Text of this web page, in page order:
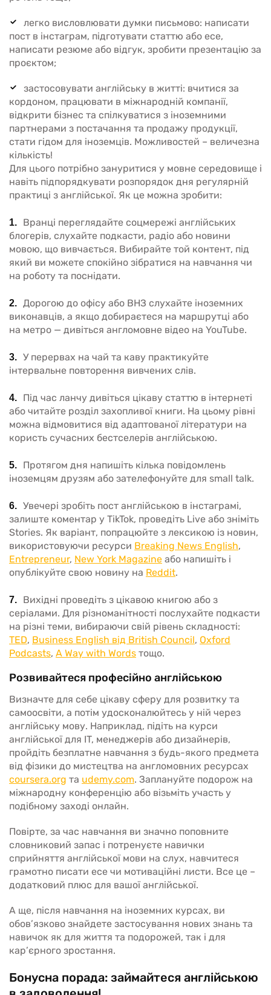
легко висловлювати думки письмово: написати
пост в інстаграм, підготувати статтю або есе,
написати резюме або відгук, зробити презентацію за
проєктом;
застосовувати англійську в житті: вчитися за
кордоном, працювати в міжнародній компанії,
відкрити бізнес та спілкуватися з іноземними
партнерами з постачання та продажу продукції,
стати гідом для іноземців. Можливостей – величезна
кількість!
Для цього потрібно зануритися у мовне середовище і
навіть підпорядкувати розпорядок дня регулярній
практиці з англійської. Як це можна зробити:
Вранці переглядайте соцмережі англійських
блогерів, слухайте подкасти, радіо або новини
мовою, що вивчається. Вибирайте той контент, під
який ви можете спокійно зібратися на навчання чи
на роботу та поснідати.
Дорогою до офісу або ВНЗ слухайте іноземних
виконавців, а якщо добираєтеся на маршрутці або
на метро — дивіться англомовне відео на YouTube.
У перервах на чай та каву практикуйте
інтервальне повторення вивчених слів.
Під час ланчу дивіться цікаву статтю в інтернеті
або читайте розділ захопливої книги. На цьому рівні
можна відмовитися від адаптованої літератури на
користь сучасних бестселерів англійською.
Протягом дня напишіть кілька повідомлень
іноземцям друзям або зателефонуйте для small talk.
Увечері зробіть пост англійською в інстаграмі,
залиште коментар у TikTok, проведіть Live або зніміть
Stories. Як варіант, попрацюйте з лексикою із новин,
використовуючи ресурси Breaking News English,
Entrepreneur, New York Magazine або напишіть і
опублікуйте свою новину на Reddit.
Вихідні проведіть з цікавою книгою або з
серіалами. Для різноманітності послухайте подкасти
на різні теми, вибираючи свій рівень складності:
TED, Business English від British Council, Oxford
Podcasts, A Way with Words тощо.
Розвивайтеся професійно англійською
Визначте для себе цікаву сферу для розвитку та
самоосвіти, а потім удосконалюйтесь у ній через
англійську мову. Наприклад, підіть на курси
англійської для IT, менеджерів або дизайнерів,
пройдіть безплатне навчання з будь-якого предмета
від фізики до мистецтва на англомовних ресурсах
coursera.org та udemy.com. Заплануйте подорож на
міжнародну конференцію або візьміть участь у
подібному заході онлайн.
Повірте, за час навчання ви значно поповните
словниковий запас і потренуєте навички
сприйняття англійської мови на слух, навчитеся
грамотно писати есе чи мотиваційні листи. Все це –
додатковий плюс для вашої англійської.
А ще, після навчання на іноземних курсах, ви
обов’язково знайдете застосування нових знань та
навичок як для життя та подорожей, так і для
кар’єрного зростання.
Бонусна порада: займайтеся англійською